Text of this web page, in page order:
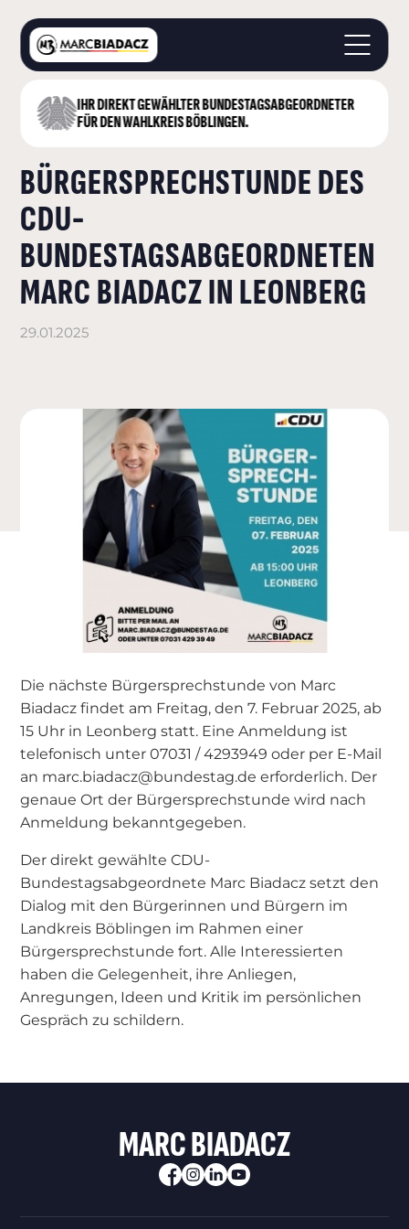
IHR DIREKT GEWÄHLTER BUNDESTAGS­ABGEORDNETER
FÜR DEN WAHLKREIS BÖBLINGEN.
STARTSEITE
LANDKREIS BÖBLINGEN
DEUTSCHER BUNDESTAG
KONTAKT
BÜRGERSPRECHSTUNDE DES
CDU-
BUNDESTAGSABGEORDNETEN
MARC BIADACZ IN LEONBERG
29.01.2025
Die nächste Bürgersprechstunde von Marc
Biadacz findet am Freitag, den 7. Februar 2025, ab
15 Uhr in Leonberg statt. Eine Anmeldung ist
telefonisch unter 07031 / 4293949 oder per E-Mail
an marc.biadacz@bundestag.de erforderlich. Der
genaue Ort der Bürgersprechstunde wird nach
Anmeldung bekanntgegeben.
Der direkt gewählte CDU-
Bundestagsabgeordnete Marc Biadacz setzt den
Dialog mit den Bürgerinnen und Bürgern im
Landkreis Böblingen im Rahmen einer
Bürgersprechstunde fort. Alle Interessierten
haben die Gelegenheit, ihre Anliegen,
Anregungen, Ideen und Kritik im persönlichen
Gespräch zu schildern.
MARC BIADACZ